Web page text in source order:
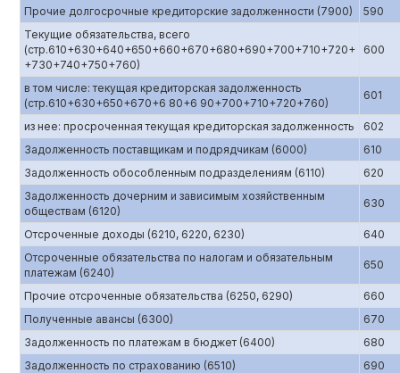
Прочие долгосрочные кредиторские задолженности (7900)
590
Текущие обязательства, всего
(стр.610+630+640+650+660+670+680+690+700+710+720+
+730+740+750+760)
600
в том числе: текущая кредиторская задолженность
(стр.610+630+650+670+6 80+6 90+700+710+720+760)
601
из нее: просроченная текущая кредиторская задолженность
602
Задолженность поставщикам и подрядчикам (6000)
610
Задолженность обособленным подразделениям (6110)
620
Задолженность дочерним и зависимым хозяйственным
обществам (6120)
630
Отсроченные доходы (6210, 6220, 6230)
640
Отсроченные обязательства по налогам и обязательным
платежам (6240)
650
Прочие отсроченные обязательства (6250, 6290)
660
Полученные авансы (6300)
670
Задолженность по платежам в бюджет (6400)
680
Задолженность по страхованию (6510)
690